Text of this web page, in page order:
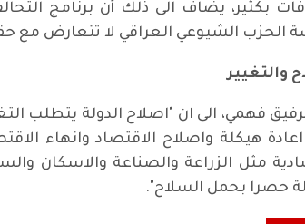
بكثير، يضاف الى ذلك أن برنامج
الحزب الشيوعي العراقي لا تتعارض مع
والتغيير
فهمي، الى ان "اصلاح الدولة يتطلب
هيكلة واصلاح الاقتصاد وانهاء
مثل الزراعة والصناعة والاسكان
حصرا بحمل السلاح".